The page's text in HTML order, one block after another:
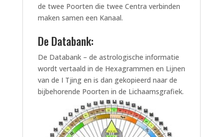
de twee Poorten die twee Centra verbinden
maken samen een Kanaal.
De Databank:
De Databank – de astrologische informatie
wordt vertaald in de Hexagrammen en Lijnen
van de I Tjing en is dan gekopieerd naar de
bijbehorende Poorten in de Lichaamsgrafiek.